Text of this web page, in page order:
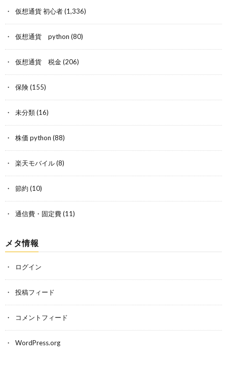
仮想通貨 初心者(1,336)
仮想通貨 python (80)
仮想通貨 税金(206)
保険(155)
未分類(16)
株価 python (88)
楽天モバイル(8)
節約 (10)
通信費・固定費(11)
メタ情報
ログイン
投稿フィード
コメントフィード
WordPress.org